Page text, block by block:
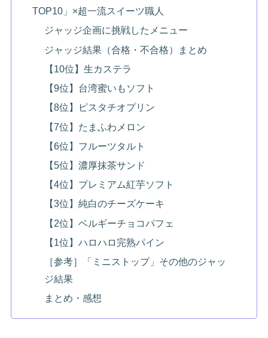
TOP10」×超一流スイーツ職人
ジャッジ企画に挑戦したメニュー
ジャッジ結果（合格・不合格）まとめ
【10位】生カステラ
【9位】台湾蜜いもソフト
【8位】ピスタチオプリン
【7位】たまふわメロン
【6位】フルーツタルト
【5位】濃厚抹茶サンド
【4位】プレミアム紅芋ソフト
【3位】純白のチーズケーキ
【2位】ベルギーチョコパフェ
【1位】ハロハロ完熟パイン
［参考］「ミニストップ」その他のジャッ
ジ結果
まとめ・感想